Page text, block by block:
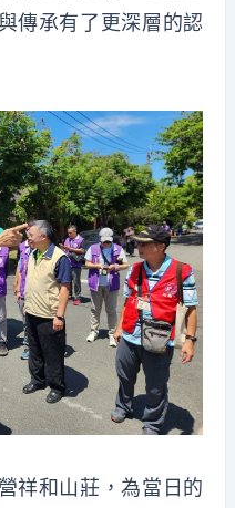
傳承有了更深層的認
祥和山莊，為當日的